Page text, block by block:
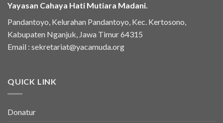
Yayasan Cahaya Hati Mutiara Madani.
Pandantoyo, Kelurahan Pandantoyo, Kec. Kertosono,
Kabupaten Nganjuk, Jawa Timur 64315
Email : sekretariat@yacamuda.org
QUICK LINK
Donatur